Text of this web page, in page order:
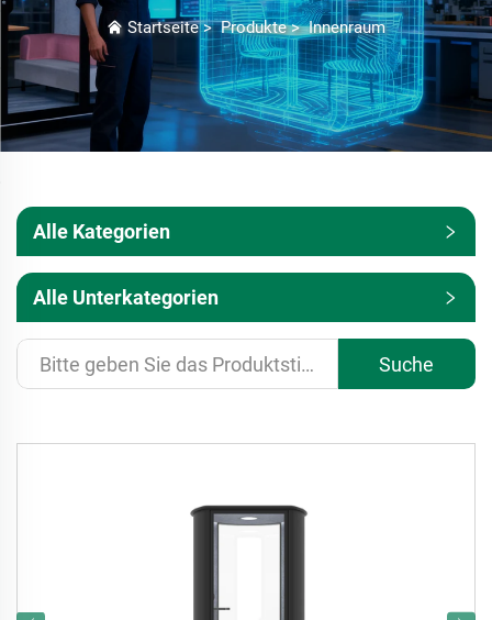
Startseite>Produkte>Innenraum
Alle Kategorien
Alle Unterkategorien
Suche